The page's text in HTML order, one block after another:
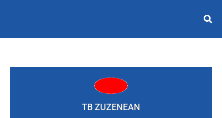
TB ZUZENEAN